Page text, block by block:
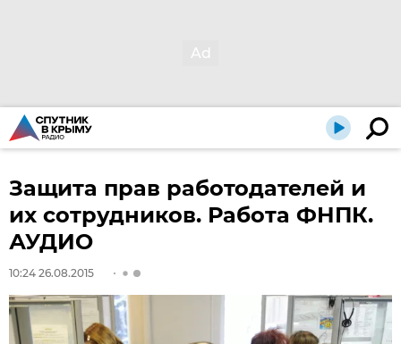
Защита прав работодателей и
их сотрудников. Работа ФНПК.
АУДИО
10:24 26.08.2015